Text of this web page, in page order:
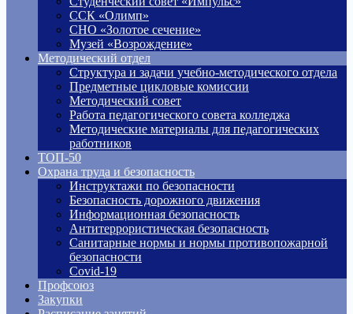
ССК «Олимп»
СНО «Золотое сечение»
Музей «Возрождение»
Методический отдел
Структура и задачи учебно-методического отдела
Предметные цикловые комиссии
Методический совет
Работа педагогического совета колледжа
Методические материалы для педагогических
работников
ТОП-50
Охрана труда и безопасность
Инструктажи по безопасности
Безопасность дорожного движения
Информационная безопасность
Антитеррористическая безопасность
Санитарные нормы и нормы противопожарной
безопасности
Covid-19
Профсоюз
Закупки